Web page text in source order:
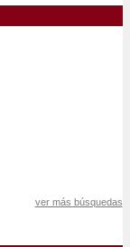
ver más búsquedas